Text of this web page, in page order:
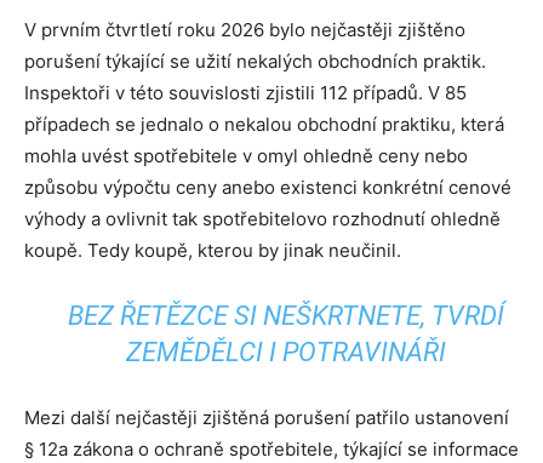
V prvním čtvrtletí roku 2026 bylo nejčastěji zjištěno
porušení týkající se užití nekalých obchodních praktik.
Inspektoři v této souvislosti zjistili 112 případů. V 85
případech se jednalo o nekalou obchodní praktiku, která
mohla uvést spotřebitele v omyl ohledně ceny nebo
způsobu výpočtu ceny anebo existenci konkrétní cenové
výhody a ovlivnit tak spotřebitelovo rozhodnutí ohledně
koupě. Tedy koupě, kterou by jinak neučinil.
BEZ ŘETĚZCE SI NEŠKRTNETE, TVRDÍ
ZEMĚDĚLCI I POTRAVINÁŘI
Mezi další nejčastěji zjištěná porušení patřilo ustanovení
§ 12a zákona o ochraně spotřebitele, týkající se informace